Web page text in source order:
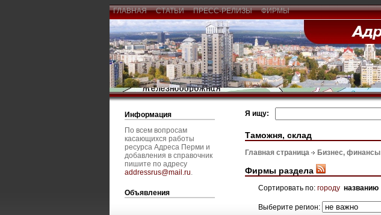
ГЛАВНАЯ СТАТЬИ ПРЕСС-РЕЛИЗЫ ФИРМЫ
Информация
По всем вопросам
касающихся работы
ресурса Адреса Перми и
добавления в справочник
пишите по адресу
addressrus@mail.ru.
Объявления
Я ищу:
Таможня, склад
Главная страница Бизнес, финансы
Фирмы раздела
Сортировать по: городу названию
Выберите регион: